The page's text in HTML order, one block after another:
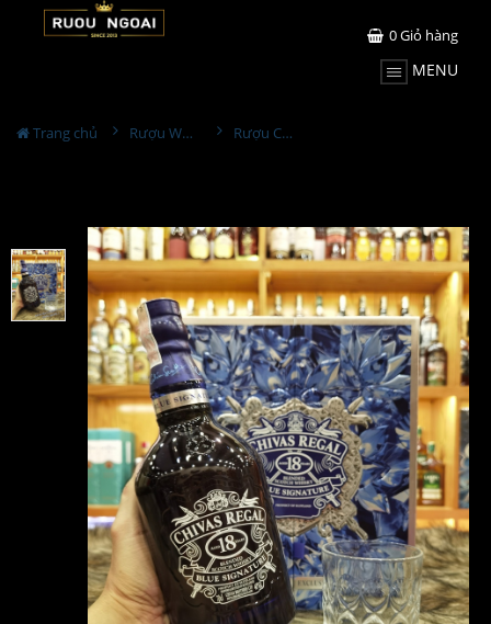
0Giỏ hàng
MENU
Trang chủ Rượu Whisky Rượu Chivas Regal 18YO Blue Hộp Quà 2026